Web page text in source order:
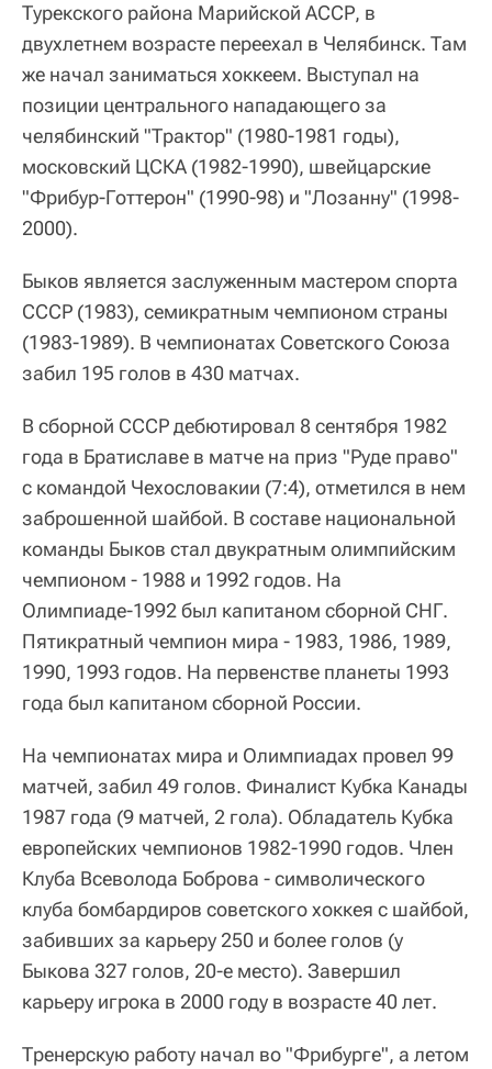
Турекского района Марийской АССР, в
двухлетнем возрасте переехал в Челябинск. Там
же начал заниматься хоккеем. Выступал на
позиции центрального нападающего за
челябинский "Трактор" (1980-1981 годы),
московский ЦСКА (1982-1990), швейцарские
"Фрибур-Готтерон" (1990-98) и "Лозанну" (1998-
2000).
Быков является заслуженным мастером спорта
СССР (1983), семикратным чемпионом страны
(1983-1989). В чемпионатах Советского Союза
забил 195 голов в 430 матчах.
В сборной СССР дебютировал 8 сентября 1982
года в Братиславе в матче на приз "Руде право"
с командой Чехословакии (7:4), отметился в нем
заброшенной шайбой. В составе национальной
команды Быков стал двукратным олимпийским
чемпионом - 1988 и 1992 годов. На
Олимпиаде-1992 был капитаном сборной СНГ.
Пятикратный чемпион мира - 1983, 1986, 1989,
1990, 1993 годов. На первенстве планеты 1993
года был капитаном сборной России.
На чемпионатах мира и Олимпиадах провел 99
матчей, забил 49 голов. Финалист Кубка Канады
1987 года (9 матчей, 2 гола). Обладатель Кубка
европейских чемпионов 1982-1990 годов. Член
Клуба Всеволода Боброва - символического
клуба бомбардиров советского хоккея с шайбой,
забивших за карьеру 250 и более голов (у
Быкова 327 голов, 20-е место). Завершил
карьеру игрока в 2000 году в возрасте 40 лет.
Тренерскую работу начал во "Фрибурге", а летом